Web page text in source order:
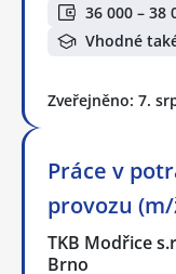
36 000 – 38
Vhodné
Zveřejněno: 7.
Práce v
provozu
TKB Modřice
Brno